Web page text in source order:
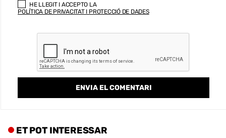
HE LLEGIT I ACCEPTO LA
POLÍTICA DE PRIVACITAT I PROTECCIÓ DE DADES
ET POT INTERESSAR